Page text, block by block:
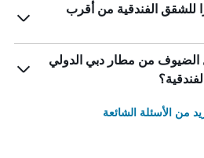
الفندقية من أقرب
الضيوف من مطار دبي الدولي
من الأسئلة الشائعة